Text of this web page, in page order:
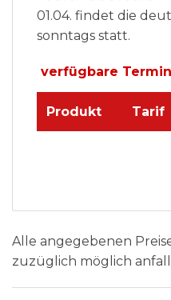
01.04. findet die
sonntags statt.
verfügbare
Produkt Tarif
Alle angegebenen
zuzüglich möglich